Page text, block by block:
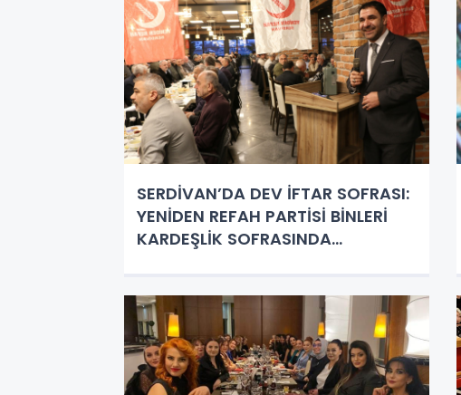
SERDİVAN’DA DEV İFTAR SOFRASI:
YENİDEN REFAH PARTİSİ BİNLERİ
KARDEŞLİK SOFRASINDA